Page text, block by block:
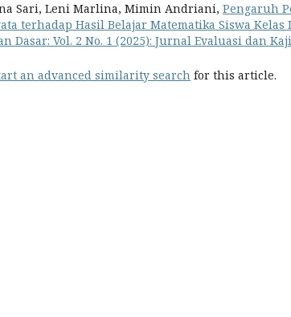
Sari, Leni Marlina, Mimin Andriani, Pengaruh
terhadap Hasil Belajar Matematika Siswa Kelas
Dasar: Vol. 2 No. 1 (2025): Jurnal Evaluasi dan
an advanced similarity search for this article.